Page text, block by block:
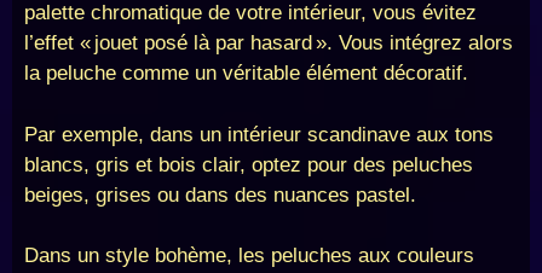
palette chromatique de votre intérieur, vous évitez
l’effet « jouet posé là par hasard ». Vous intégrez alors
la peluche comme un véritable élément décoratif.
Par exemple, dans un intérieur scandinave aux tons
blancs, gris et bois clair, optez pour des peluches
beiges, grises ou dans des nuances pastel.
Dans un style bohème, les peluches aux couleurs